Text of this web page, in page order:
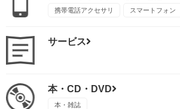
携帯電話アクセサリ スマートフォン
サービス
本・CD・DVD
本・雑誌